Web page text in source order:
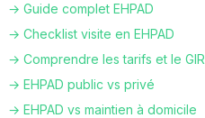
→ Guide complet EHPAD
→ Checklist visite en EHPAD
→ Comprendre les tarifs et le GIR
→ EHPAD public vs privé
→ EHPAD vs maintien à domicile